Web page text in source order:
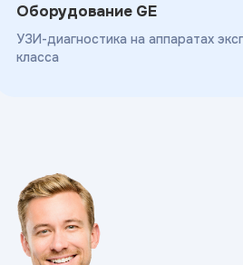
Оборудование GE
УЗИ-диагностика на аппаратах
класса